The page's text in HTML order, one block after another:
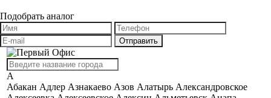
Подобрать аналог
А
Абакан Адлер Азнакаево Азов Алатырь Александровское